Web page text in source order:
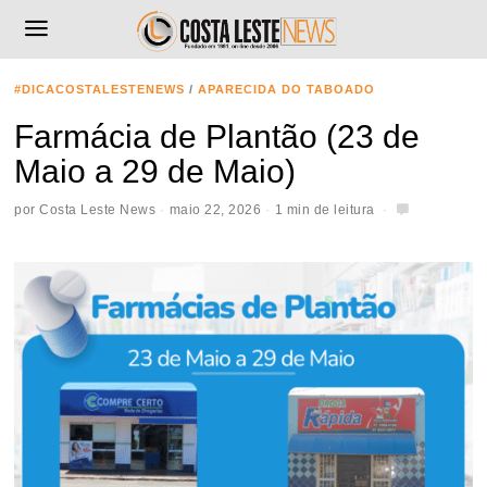
#DICACOSTALESTENEWS / APARECIDA DO TABOADO
Farmácia de Plantão (23 de
Maio a 29 de Maio)
porCosta Leste News maio 22, 2026 1 min de leitura